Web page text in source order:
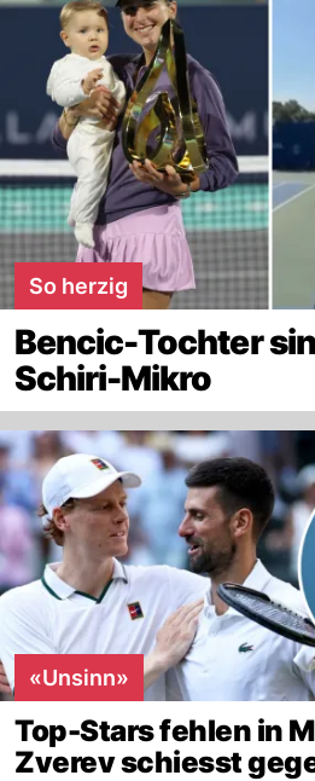
So herzig
Bencic-Tochter
Schiri-Mikro
«Unsinn»
Top-Stars fehlen in
Zverev schiesst